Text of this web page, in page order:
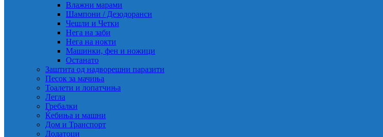
Влажни марами
Шампони / Дезодоранси
Чешли и Четки
Нега на заби
Нега на нокти
Машинки, фен и ножици
Останато
Заштита од надворешни паразити
Песок за мачиња
Тоалети и лопатчиња
Легла
Гребалки
Ќебиња и машни
Дом и Транспорт
Додатоци